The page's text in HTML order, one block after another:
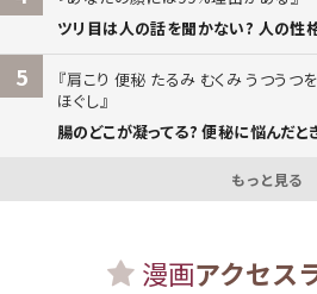
ツリ目は人の話を聞かない? 人の性
5
肩こり 便秘 たるみ むくみ うつうつ
ほぐし
腸のどこが凝ってる? 便秘に悩んだと
もっと見る
漫画アクセス